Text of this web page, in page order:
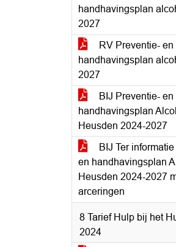
handhavingsplan
2027
RV Preventie- en
handhavingsplan
2027
BIJ Preventie- en
handhavingsplan
Heusden 2024-2027
BIJ Ter
en handhavingsplan
Heusden 2024-2027
arceringen
8 Tarief Hulp bij het
2024